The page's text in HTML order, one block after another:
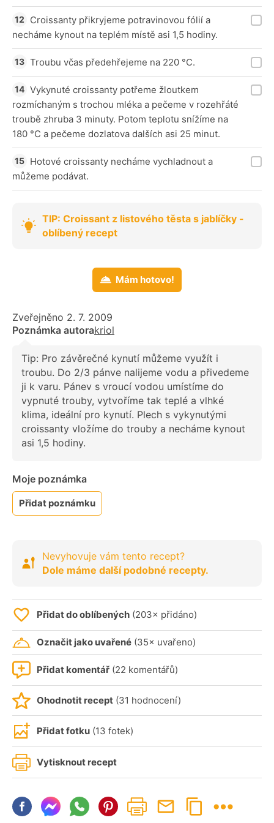
Croissanty přikryjeme potravinovou fólií a
necháme kynout na teplém místě asi 1,5 hodiny.
Troubu včas předehřejeme na 220 °C.
Vykynuté croissanty potřeme žloutkem
rozmíchaným s trochou mléka a pečeme v rozehřáté
troubě zhruba 3 minuty. Potom teplotu snížíme na
180 °C a pečeme dozlatova dalších asi 25 minut.
Hotové croissanty necháme vychladnout a
můžeme podávat.
TIP: Croissant z listového těsta s jablíčky -
oblíbený recept
Mám hotovo!
Zveřejněno 2. 7. 2009
Poznámka autorakriol
Tip: Pro závěrečné kynutí můžeme využít i
troubu. Do 2/3 pánve nalijeme vodu a přivedeme
ji k varu. Pánev s vroucí vodou umístíme do
vypnuté trouby, vytvoříme tak teplé a vlhké
klima, ideální pro kynutí. Plech s vykynutými
croissanty vložíme do trouby a necháme kynout
asi 1,5 hodiny.
Moje poznámka
Přidat poznámku
Nevyhovuje vám tento recept?
Dole máme další podobné recepty.
Přidat do oblíbených (203× přidáno)
Označit jako uvařené (35× uvařeno)
Přidat komentář (22 komentářů)
Ohodnotit recept (31 hodnocení)
Přidat fotku (13 fotek)
Vytisknout recept